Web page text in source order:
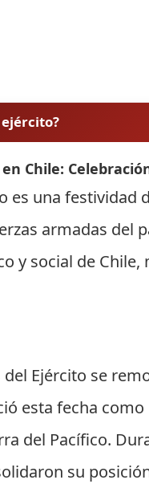
ejército?
Chile:
es una
armadas del
y social de
Ejército se
esta fecha
del Pacífico.
su